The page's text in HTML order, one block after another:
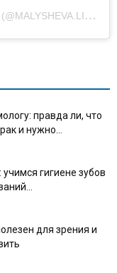
П
УБЛИКАЦИЯ ОТ ЕЛЕНА МАЛЫШЕВА (@MALYSHEVA.LIVE)
правда ли, что
и нужно...
учимся гигиене зубов
для зрения и